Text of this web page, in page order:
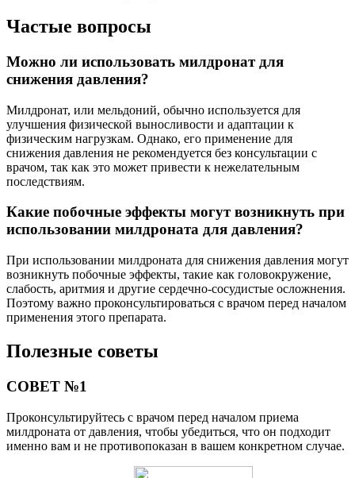
Частые вопросы
Можно ли использовать милдронат для
снижения давления?
Милдронат, или мельдоний, обычно используется для
улучшения физической выносливости и адаптации к
физическим нагрузкам. Однако, его применение для
снижения давления не рекомендуется без консультации с
врачом, так как это может привести к нежелательным
последствиям.
Какие побочные эффекты могут возникнуть при
использовании милдроната для давления?
При использовании милдроната для снижения давления могут
возникнуть побочные эффекты, такие как головокружение,
слабость, аритмия и другие сердечно-сосудистые осложнения.
Поэтому важно проконсультироваться с врачом перед началом
применения этого препарата.
Полезные советы
СОВЕТ №1
Проконсультируйтесь с врачом перед началом приема
милдроната от давления, чтобы убедиться, что он подходит
именно вам и не противопоказан в вашем конкретном случае.